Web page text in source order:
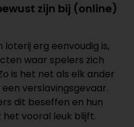
zijn bij (online)
erg eenvoudig is,
waar spelers zich
is het net als elk ander
verslavingsgevaar.
dit beseffen en hun
vooral leuk blijft.